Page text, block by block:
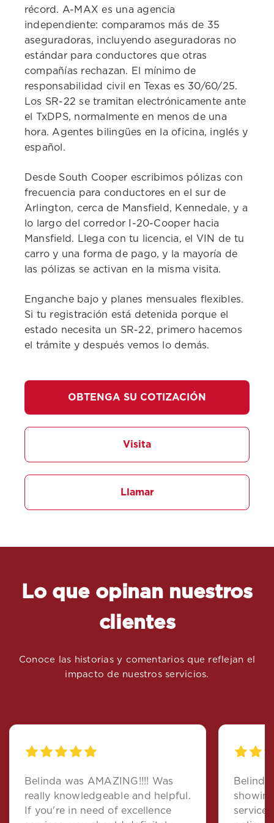
récord. A-MAX es una agencia
independiente: comparamos más de 35
aseguradoras, incluyendo aseguradoras no
estándar para conductores que otras
compañías rechazan. El mínimo de
responsabilidad civil en Texas es 30/60/25.
Los SR-22 se tramitan electrónicamente ante
el TxDPS, normalmente en menos de una
hora. Agentes bilingües en la oficina, inglés y
español.
Desde South Cooper escribimos pólizas con
frecuencia para conductores en el sur de
Arlington, cerca de Mansfield, Kennedale, y a
lo largo del corredor I-20-Cooper hacia
Mansfield. Llega con tu licencia, el VIN de tu
carro y una forma de pago, y la mayoría de
las pólizas se activan en la misma visita.
Enganche bajo y planes mensuales flexibles.
Si tu registración está detenida porque el
estado necesita un SR-22, primero hacemos
el trámite y después vemos lo demás.
OBTENGA SU COTIZACIÓN
Visita
Llamar
Lo que opinan nuestros
clientes
Conoce las historias y comentarios que reflejan el
impacto de nuestros servicios.
Belinda was AMAZING!!!! Was
really knowledgeable and helpful.
If you're in need of excellence
showing amazing
service